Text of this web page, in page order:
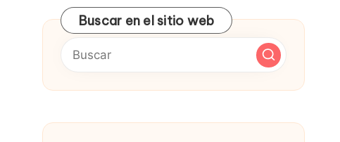
Buscar en el sitio web